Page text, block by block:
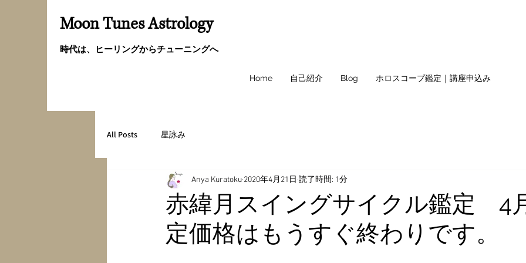
Moon Tunes Astrology
時代は、ヒーリングからチューニングへ
Home 自己紹介 Blog ホロスコープ鑑定｜講座申込み
All Posts 星詠み
赤緯月スイングサイクル鑑定 4
定価格はもうすぐ終わりです。
Anya Kuratoku 2020年4月21日 読了時間: 1分